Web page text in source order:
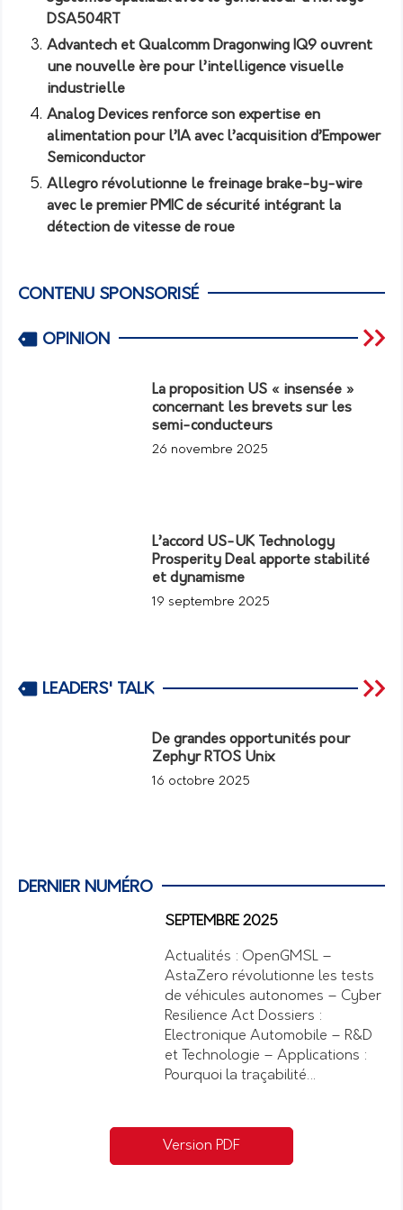
DSA504RT
Advantech et Qualcomm Dragonwing IQ9 ouvrent
une nouvelle ère pour l’intelligence visuelle
industrielle
Analog Devices renforce son expertise en
alimentation pour l’IA avec l’acquisition d’Empower
Semiconductor
Allegro révolutionne le freinage brake-by-wire
avec le premier PMIC de sécurité intégrant la
détection de vitesse de roue
CONTENU SPONSORISÉ
OPINION
La proposition US « insensée »
concernant les brevets sur les
semi-conducteurs
26 novembre 2025
L’accord US-UK Technology
Prosperity Deal apporte stabilité
et dynamisme
19 septembre 2025
LEADERS' TALK
De grandes opportunités pour
Zephyr RTOS Unix
16 octobre 2025
DERNIER NUMÉRO
SEPTEMBRE 2025
Actualités : OpenGMSL –
AstaZero révolutionne les tests
de véhicules autonomes – Cyber
Resilience Act Dossiers :
Electronique Automobile – R&D
et Technologie – Applications :
Pourquoi la traçabilité…
Version PDF